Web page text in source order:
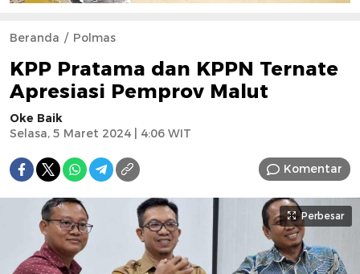
Beranda Polmas
KPP Pratama dan KPPN Ternate
Apresiasi Pemprov Malut
Oke Baik
Selasa, 5 Maret 2024 | 4:06 WIT
Komentar
Perbesar